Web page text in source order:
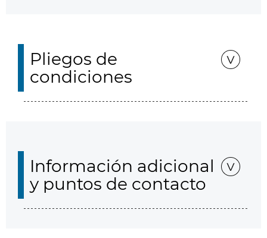
Pliegos de
condiciones
Información adicional
y puntos de contacto